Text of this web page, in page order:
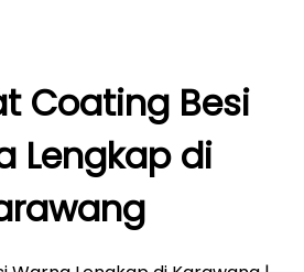
Coating Besi
Lengkap di